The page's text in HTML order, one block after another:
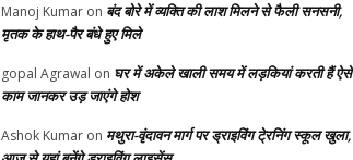
Manoj Kumar on बंद बोरे में व्यक्ति की लाश मिलने से फैली सनसनी,
मृतक के हाथ-पैर बंधे हुए मिले
gopal Agrawal on घर में अकेले खाली समय में लड़कियां करती हैं ऐसे
काम जानकर उड़ जाएंगे होश
Ashok Kumar on मथुरा-वृंदावन मार्ग पर ड्राइविंग टे्रनिंग स्कूल खुला,